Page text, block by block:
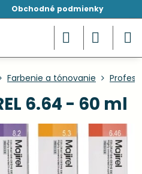
Obchodné podmienky
Farbenie a tónovanie
6.64 - 60 ml